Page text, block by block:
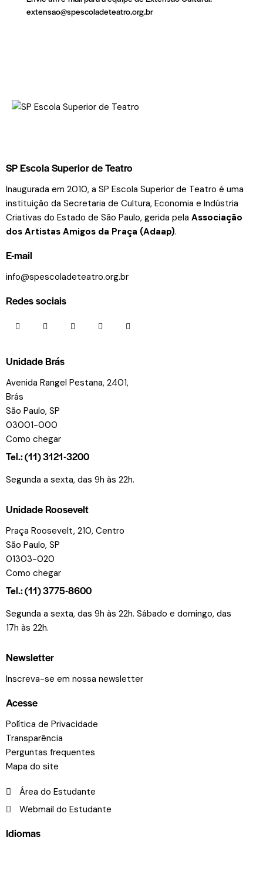
extensao@spescoladeteatro.org.br
SP Escola Superior de Teatro
Inaugurada em 2010, a SP Escola Superior de Teatro é uma
instituição da Secretaria de Cultura, Economia e Indústria
Criativas do Estado de São Paulo, gerida pela Associação
dos Artistas Amigos da Praça (Adaap).
E-mail
info@spescoladeteatro.org.br
Redes sociais
Unidade Brás
Avenida Rangel Pestana, 2401,
Brás
São Paulo, SP
03001-000
Como chegar
Tel.: (11) 3121-3200
Segunda a sexta, das 9h às 22h.
Unidade Roosevelt
Praça Roosevelt, 210, Centro
São Paulo, SP
01303-020
Como chegar
Tel.: (11) 3775-8600
Segunda a sexta, das 9h às 22h. Sábado e domingo, das
17h às 22h.
Newsletter
Inscreva-se em nossa newsletter
Acesse
Política de Privacidade
Transparência
Perguntas frequentes
Mapa do site
Área do Estudante
Webmail do Estudante
Idiomas